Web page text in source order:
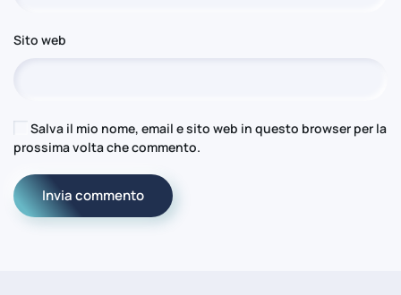
Sito web
Salva il mio nome, email e sito web in questo browser per la
prossima volta che commento.
Invia commento